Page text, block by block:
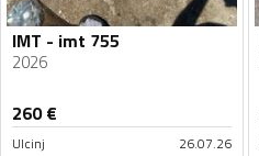
IMT - imt 755
2026
260€
Ulcinj 26.07.26